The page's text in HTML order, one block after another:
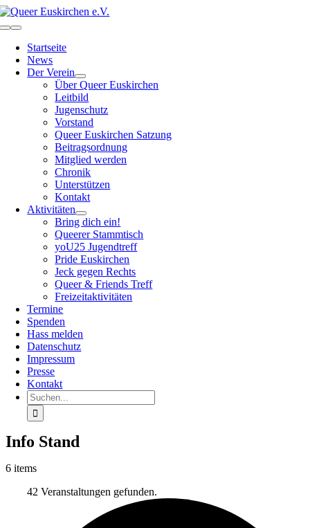
Zum
Inhalt
Toggle
NavigationStartseite
News
Der Verein
Über Queer Euskirchen
Leitbild
Jugenschutz
Vorstand
Queer Euskirchen Satzung
Beitragsordnung
Mitglied werden
Chronik
Unterstützen
Kontakt
Aktivitäten
Bring dich ein!
Queerer Stammtisch
yoU25 Jugendtreff
Pride Euskirchen
Jeck gegen Rechts
Queer & Friends Treff
Freizeitaktivitäten
Termine
Spenden
Hass melden
Datenschutz
Impressum
Presse
Kontakt
Suche
nach:
Info Stand
6 items
42 Veranstaltungen gefunden.